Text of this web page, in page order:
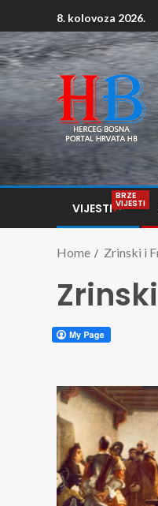
8. kolovoza 2026.
VIJESTI
BRZE
VIJESTI
Home Zrinski i